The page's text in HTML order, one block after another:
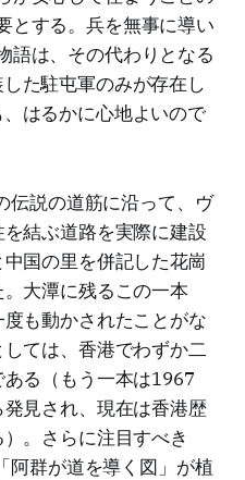
とする。兵を無事に導い
語は、その代わりとなる
た駐屯軍のみが存在し
はるかに心地よいので
伝説の道筋に沿って、ヴ
結ぶ道路を実際に建設
国の里を併記した花崗
大潭に残るこの一本
も動かされたことがな
ては、香港でわずか二
る（もう一本は1967
見され、現在は香港歴
。さらに注目すべき
阿群が道を導く図」が植